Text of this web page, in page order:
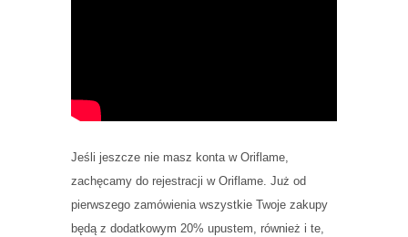
Jeśli jeszcze nie masz konta w Oriflame,
zachęcamy do rejestracji w Oriflame. Już od
pierwszego zamówienia wszystkie Twoje zakupy
będą z dodatkowym 20% upustem, również i te,